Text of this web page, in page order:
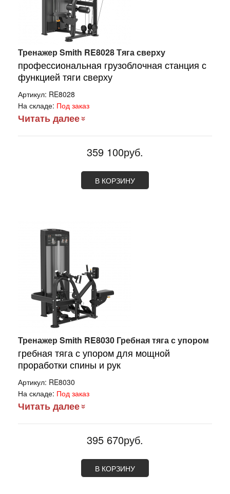
Тренажер Smith RE8028 Тяга сверху
профессиональная грузоблочная станция с
функцией тяги сверху
Артикул: RE8028
На складе: Под заказ
Читать далее
359 100руб.
В КОРЗИНУ
Тренажер Smith RE8030 Гребная тяга с упором
гребная тяга с упором для мощной
проработки спины и рук
Артикул: RE8030
На складе: Под заказ
Читать далее
395 670руб.
В КОРЗИНУ